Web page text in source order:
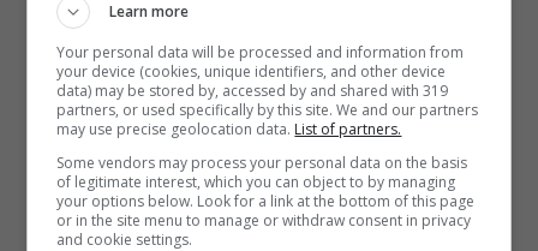
E’ bene usare molta moderazione nel dare la frutta al cane
(Foto Adobe Stock)
Learn more
Your personal data will be processed and information from
your device (cookies, unique identifiers, and other device
data) may be stored by, accessed by and shared with 319
partners, or used specifically by this site. We and our partners
may use precise geolocation data. List of partners.
Some vendors may process your personal data on the basis
of legitimate interest, which you can object to by managing
your options below. Look for a link at the bottom of this page
or in the site menu to manage or withdraw consent in privacy
and cookie settings.